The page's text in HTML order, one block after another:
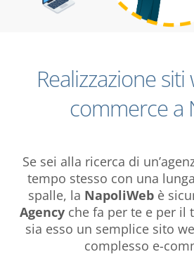
Realizzazione
commerce a
Se sei alla ricerca di
tempo stesso con una
spalle, la NapoliWeb è
Agency che fa per te e per il
sia esso un semplice sito
complesso e-